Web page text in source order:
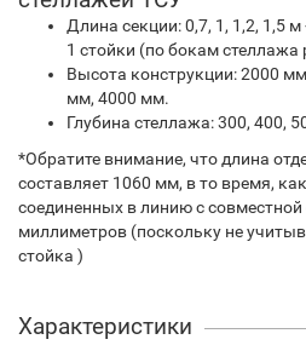
Длина секции: 0,7, 1, 1,2, 1,5
1 стойки (по бокам
Высота конструкции: 2000
мм, 4000 мм.
Глубина стеллажа: 300, 400,
*Обратите внимание, что длина
составляет 1060 мм, в то время,
соединенных в линию с совместной
миллиметров (поскольку не
стойка )
Характеристики